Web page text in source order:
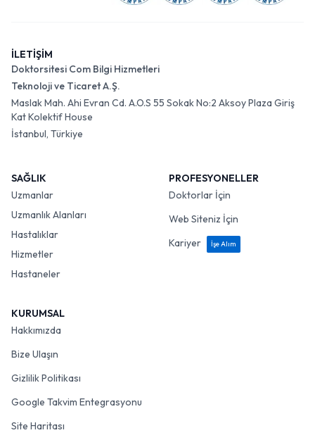
İLETİŞİM
Doktorsitesi Com Bilgi Hizmetleri
Teknoloji ve Ticaret A.Ş.
Maslak Mah. Ahi Evran Cd. A.O.S 55 Sokak No:2 Aksoy Plaza Giriş
Kat Kolektif House
İstanbul, Türkiye
SAĞLIK
Uzmanlar
Uzmanlık Alanları
Hastalıklar
Hizmetler
Hastaneler
PROFESYONELLER
Doktorlar İçin
Web Siteniz İçin
Kariyer
İşe Alım
KURUMSAL
Hakkımızda
Bize Ulaşın
Gizlilik Politikası
Google Takvim Entegrasyonu
Site Haritası